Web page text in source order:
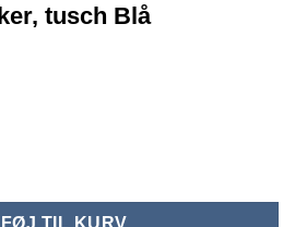
tusch Blå
Blå antal
TIL KURV